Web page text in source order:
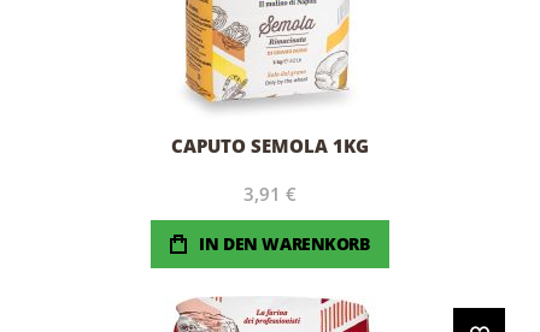
CAPUTO SEMOLA 1KG
3,91 €
IN DEN WARENKORB